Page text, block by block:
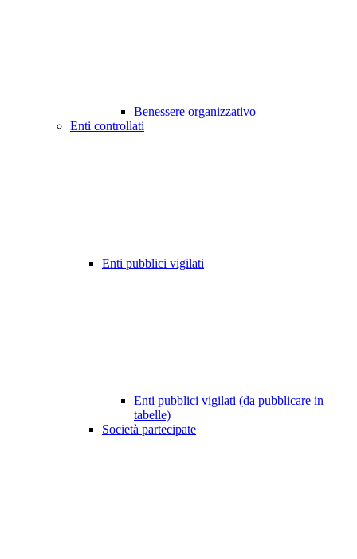
Benessere organizzativo
Enti controllati
Enti pubblici vigilati
Enti pubblici vigilati (da pubblicare in
tabelle)
Società partecipate